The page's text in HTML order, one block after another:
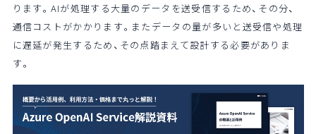
ります。AIが処理する大量のデータを送受信するため、その分、
通信コストがかかります。またデータの量が多いと送受信や処理
に遅延が発生するため、その点踏まえて設計する必要がありま
す。